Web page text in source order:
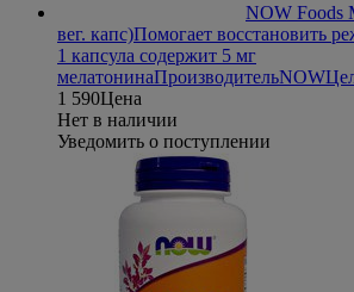
NOW Foods
вег. капс)Помогает восстановить
1 капсула содержит 5 мг
мелатонинаПроизводительNOW
1 590Цена
Нет в наличии
Уведомить о поступлении